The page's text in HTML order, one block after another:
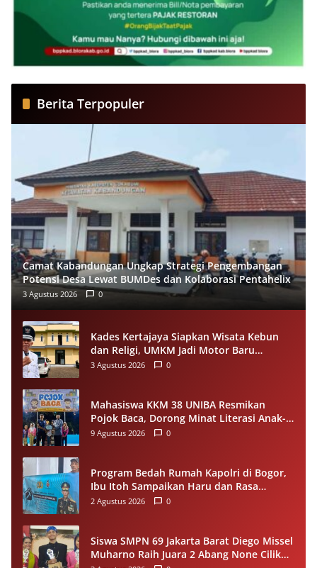
Berita Terpopuler
Camat Kabandungan Ungkap Strategi Pengembangan
Potensi Desa Lewat BUMDes dan Kolaborasi Pentahelix
3 Agustus 2026 0
Kades Kertajaya Siapkan Wisata Kebun
dan Religi, UMKM Jadi Motor Baru
Ekonomi Desa
3 Agustus 2026 0
Mahasiswa KKM 38 UNIBA Resmikan
Pojok Baca, Dorong Minat Literasi Anak-
anak Warga Desa Mekarbaru
9 Agustus 2026 0
Program Bedah Rumah Kapolri di Bogor,
Ibu Itoh Sampaikan Haru dan Rasa
Syukur
2 Agustus 2026 0
Siswa SMPN 69 Jakarta Barat Diego Missel
Muharno Raih Juara 2 Abang None Cilik